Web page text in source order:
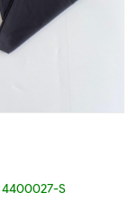
4400027-S